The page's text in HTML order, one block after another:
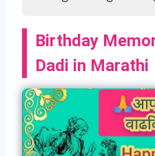
Birthday
Dadi in Marathi